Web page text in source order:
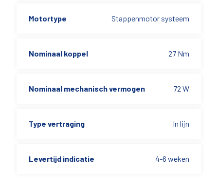
Motortype Stappenmotor systeem
Nominaal koppel 27 Nm
Nominaal mechanisch vermogen 72 W
Type vertraging In lijn
Levertijd indicatie 4-6 weken